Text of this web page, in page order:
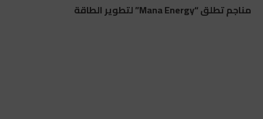
مناجم تطلق “Mana Energy” لتطوير الطاقة